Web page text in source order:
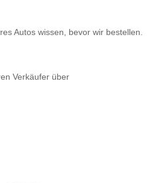
Autos wissen, bevor wir bestellen.
Verkäufer über